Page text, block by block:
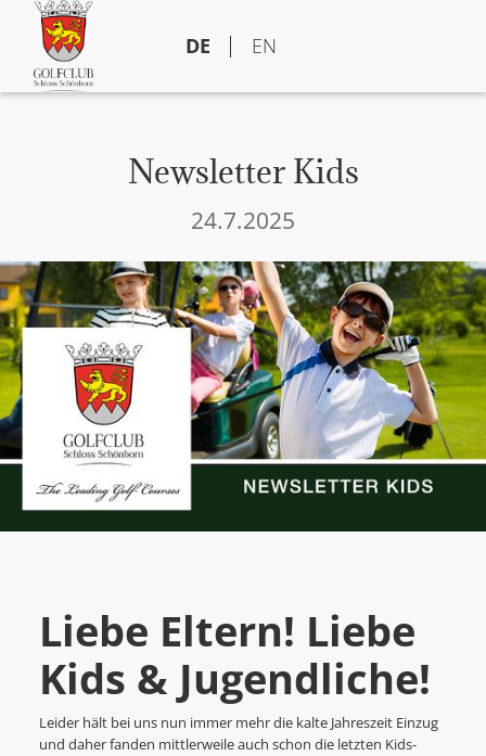
DE EN
Newsletter Kids
24.7.2025
Liebe Eltern! Liebe
Kids & Jugendliche!
Leider hält bei uns nun immer mehr die kalte Jahreszeit Einzug
und daher fanden mittlerweile auch schon die letzten Kids-